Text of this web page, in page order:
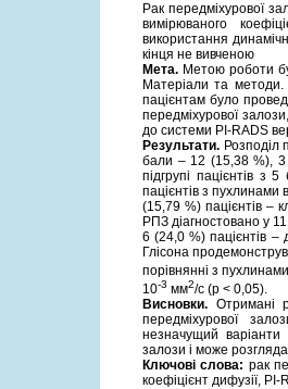
Рак передміхурової
вимірюваного
використання
кінця не вивченою
Мета. Метою роботи
Матеріали та методи.
пацієнтам було
передміхурової
до системи PI-RADS
Результати. Розподіл
бали – 12 (15,38 %),
підгрупі пацієнтів з
пацієнтів з пухлинами
(15,79 %) пацієнтів –
РПЗ діагностовано у
6 (24,0 %) пацієнтів –
Глісона
порівнянні з
10-3 мм2/с (р < 0,05).
Висновки. Отримані
передміхурової
незначущий варіанти
залози і може
Ключові слова: рак
коефіцієнт дифузії, PI-